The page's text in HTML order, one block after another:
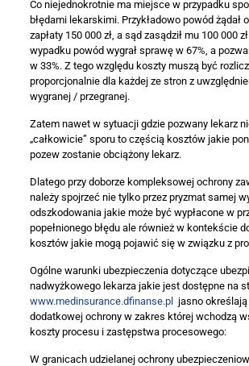
Co niejednokrotnie ma miejsce w przypadku
błędami lekarskimi. Przykładowo powód żądał
zapłaty 150 000 zł, a sąd zasądził mu 100 000
wypadku powód wygrał sprawę w 67%, a
w 33%. Z tego względu koszty muszą być
proporcjonalnie dla każdej ze stron z
wygranej / przegranej.
Zatem nawet w sytuacji gdzie pozwany lekarz
„całkowicie” sporu to częścią kosztów jakie
pozew zostanie obciążony lekarz.
Dlatego przy doborze kompleksowej ochrony
należy spojrzeć nie tylko przez pryzmat samej
odszkodowania jakie może być wypłacone w
popełnionego błędu ale również w kontekście
kosztów jakie mogą pojawić się w związku z
Ogólne warunki ubezpieczenia dotyczące
nadwyżkowego lekarza jakie jest dostępne na
www.medinsurance.dfinanse.pl
jasno
dodatkowej ochrony w zakres której wchodzą
koszty procesu i zastępstwa procesowego:
W granicach udzielanej ochrony